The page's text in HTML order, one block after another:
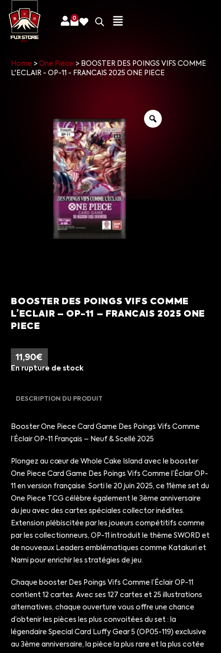
0
Home >One Piece > BOOSTER DES POINGS VIFS COMME
L'ECLAIR - OP-11 - FRANCAIS 2025 ONE PIECE
BOOSTER DES POINGS VIFS COMME
L’ECLAIR – OP-11 – FRANCAIS 2025 ONE
PIECE
11,90€
En rupture de stock
DESCRIPTION DU PRODUIT
Booster One Piece Card Game Des Poings Vifs Comme
l’Éclair OP-11 Français – Neuf & Scellé 2025
Plongez au cœur de Whole Cake Island avec le booster
One Piece Card Game Des Poings Vifs Comme l’Éclair OP-
11 en version française. Sorti le 20 juin 2025, ce 11ème set du
One Piece TCG célèbre également le 3ème anniversaire
du jeu avec des cartes spéciales collector inédites.
Extension plébiscitée par les joueurs compétitifs comme
par les collectionneurs, OP-11 introduit le thème SWORD et
de nouveaux Leaders emblématiques comme Katakuri et
Nami pour enrichir les stratégies de jeu.
Chaque booster Des Poings Vifs Comme l’Éclair OP-11
contient 12 cartes. Avec ses 127 cartes et 25 illustrations
alternatives, chaque ouverture vous offre une chance
d’obtenir les pièces les plus convoitées du set : la
légendaire Special Card Luffy Gear 5 (OP05-119) exclusive
au 3ème anniversaire, la pièce la plus rare et la plus cotée